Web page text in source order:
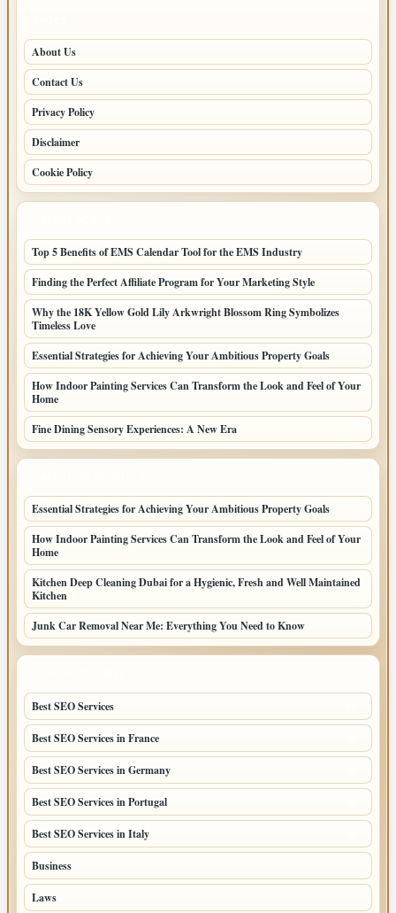
About Us
Contact Us
Privacy Policy
Disclaimer
Cookie Policy
Top 5 Benefits of EMS Calendar Tool for the EMS Industry
Finding the Perfect Affiliate Program for Your Marketing Style
Why the 18K Yellow Gold Lily Arkwright Blossom Ring Symbolizes
Timeless Love
Essential Strategies for Achieving Your Ambitious Property Goals
How Indoor Painting Services Can Transform the Look and Feel of Your
Home
Fine Dining Sensory Experiences: A New Era
Essential Strategies for Achieving Your Ambitious Property Goals
How Indoor Painting Services Can Transform the Look and Feel of Your
Home
Kitchen Deep Cleaning Dubai for a Hygienic, Fresh and Well Maintained
Kitchen
Junk Car Removal Near Me: Everything You Need to Know
Best SEO Services
Best SEO Services in France
Best SEO Services in Germany
Best SEO Services in Portugal
Best SEO Services in Italy
Business
Laws